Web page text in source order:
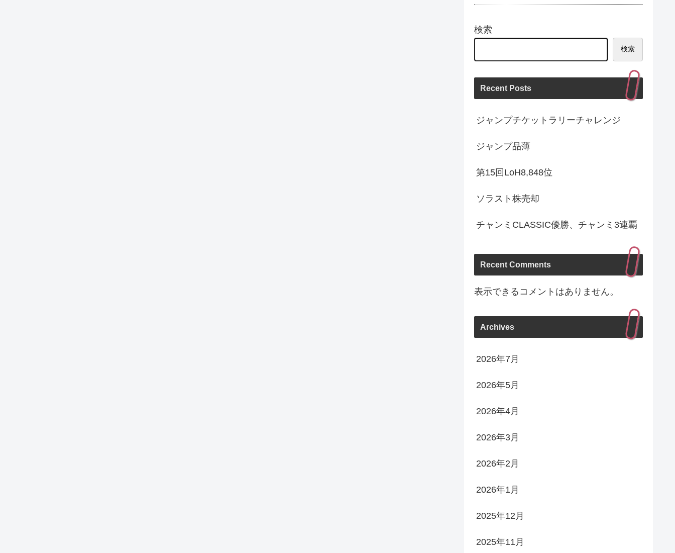
検索
検索
Recent Posts
ジャンプチケットラリーチャレンジ
ジャンプ品薄
第15回LoH8,848位
ソラスト株売却
チャンミCLASSIC優勝、チャンミ3連覇
Recent Comments
表示できるコメントはありません。
Archives
2026年7月
2026年5月
2026年4月
2026年3月
2026年2月
2026年1月
2025年12月
2025年11月